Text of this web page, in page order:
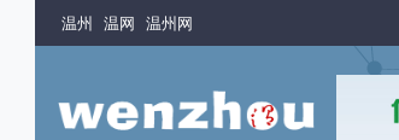
温州 温网 温州网